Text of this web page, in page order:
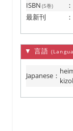
ISBN (5巻) ：
最新刊
：
▼ 言語
Japanese ：